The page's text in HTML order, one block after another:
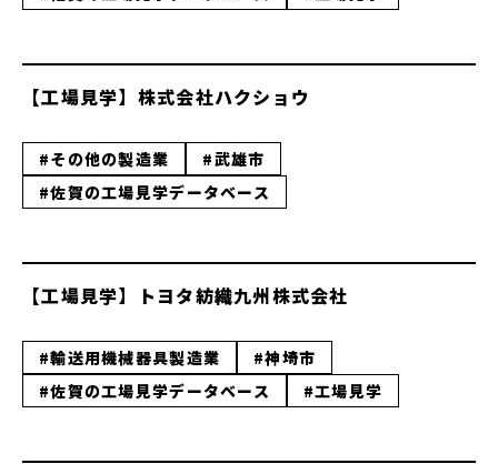
【工場見学】株式会社ハクショウ
#その他の製造業
#武雄市
#佐賀の工場見学データベース
【工場見学】トヨタ紡織九州株式会社
#輸送用機械器具製造業
#神埼市
#佐賀の工場見学データベース
#工場見学